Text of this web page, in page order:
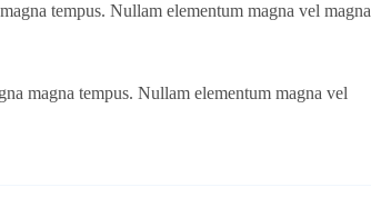
tempus. Nullam elementum magna vel magna
magna tempus. Nullam elementum magna vel